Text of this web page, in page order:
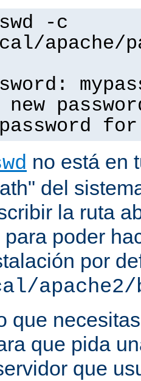
-c
apache/
no está en
del
la ruta
poder
por
apache2/
que
que pida
que